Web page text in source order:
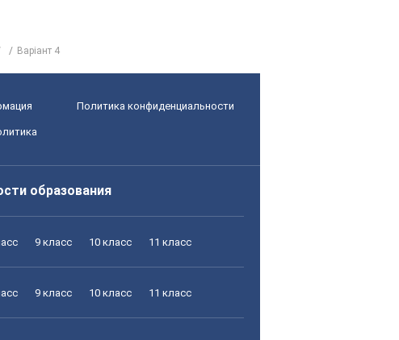
Варіант 4
Политика конфиденциальности
образования
9 класс 10 класс 11 класс
9 класс 10 класс 11 класс